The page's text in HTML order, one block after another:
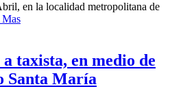
en la localidad metropolitana de
Mas
taxista, en medio de
Santa María